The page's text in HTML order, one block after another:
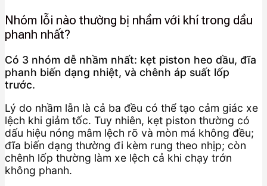
Nhóm lỗi nào thường bị nhầm với khí trong dầu
phanh nhất?
Có 3 nhóm dễ nhầm nhất: kẹt piston heo dầu, đĩa
phanh biến dạng nhiệt, và chênh áp suất lốp
trước.
Lý do nhầm lẫn là cả ba đều có thể tạo cảm giác xe
lệch khi giảm tốc. Tuy nhiên, kẹt piston thường có
dấu hiệu nóng mâm lệch rõ và mòn má không đều;
đĩa biến dạng thường đi kèm rung theo nhịp; còn
chênh lốp thường làm xe lệch cả khi chạy trớn
không phanh.